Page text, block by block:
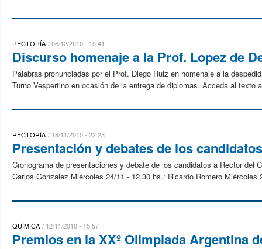
RECTORÍA 06/12/2010 - 15:41
Discurso homenaje a la Prof. Lopez de
Palabras pronunciadas por el Prof. Diego Ruiz en homenaje a la
Turno Vespertino en ocasión de la entrega de diplomas. Acceda al texto
RECTORÍA 18/11/2010 - 22:23
Presentación y debates de los
Cronograma de presentaciones y debate de los candidatos a Rector
Carlos Gonzalez Miércoles 24/11 - 12.30 hs.: Ricardo Romero Miércoles
QUÍMICA 12/11/2010 - 15:57
Premios en la XXº Olimpiada Argentina